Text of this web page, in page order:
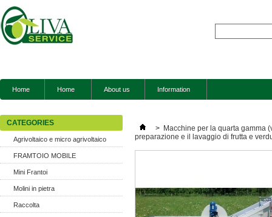
Home Home About us Information
CATEGORIES
Agrivoltaico e micro agrivoltaico
FRAMTOIO MOBILE
Mini Frantoi
Molini in pietra
Raccolta
> Macchine per la quarta gamma
preparazione e il lavaggio di frutta e